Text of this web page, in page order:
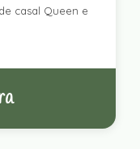
casal Queen e